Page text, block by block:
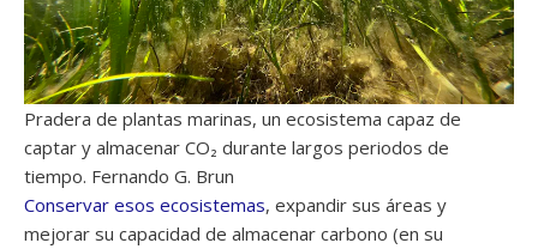
Pradera de plantas marinas, un ecosistema capaz de
captar y almacenar CO₂ durante largos periodos de
tiempo. Fernando G. Brun
Conservar esos ecosistemas, expandir sus áreas y
mejorar su capacidad de almacenar carbono (en su